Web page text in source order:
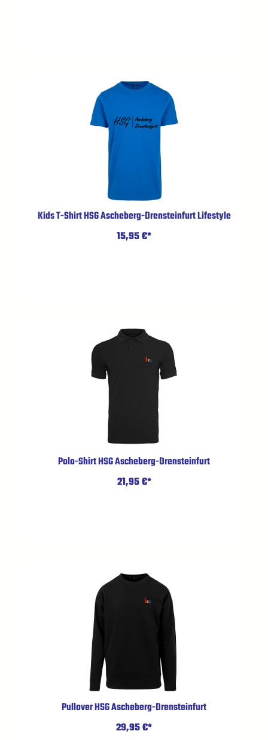
Kids T-Shirt HSG Ascheberg-Drensteinfurt Lifestyle
15,95 €*
Polo-Shirt HSG Ascheberg-Drensteinfurt
21,95 €*
Pullover HSG Ascheberg-Drensteinfurt
29,95 €*